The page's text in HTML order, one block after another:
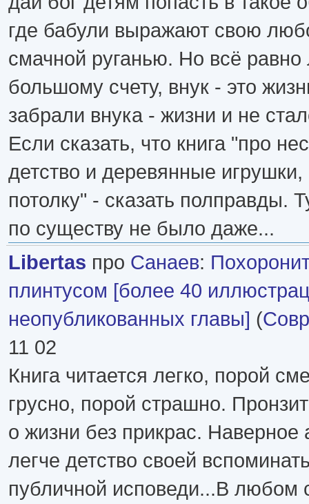
где бабули выражают свою
смачной руганью. Но всё
большому счету, внук - это
забрали внука - жизни и не
Если сказать, что книга "про
детство и деревянные
потолку" - сказать полправды.
по существу не было даже...
Libertas про Санаев:
плинтусом [более 40
неопубликованных главы] (
11 02
Книга читается легко, порой
грусно, порой страшно.
о жизни без прикрас. Наверное
легче детство своей
публичной исповеди...В любом